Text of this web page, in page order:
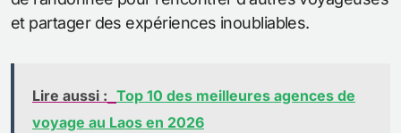
et partager des expériences inoubliables.
Lire aussi : Top 10 des meilleures agences de
voyage au Laos en 2026